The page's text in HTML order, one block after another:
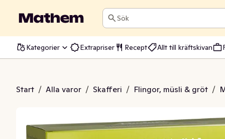
Sök
Kategorier Extrapriser Recept Allt till kräftskivan
Start / Alla varor / Skafferi / Flingor, müsli & gröt /
Mandel & Dadlar